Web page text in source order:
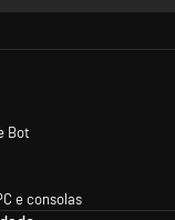
Bot
e consolas